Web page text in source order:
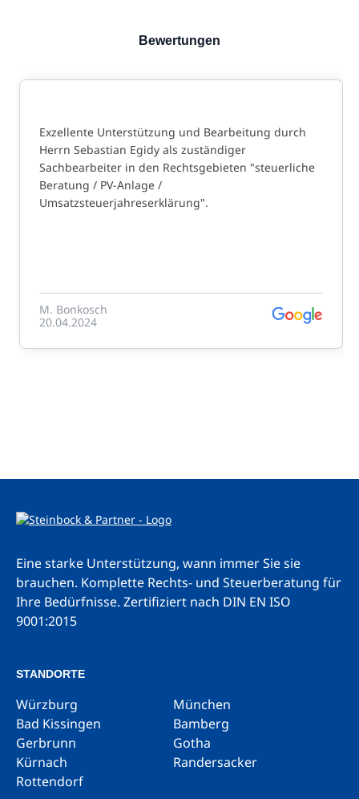
Bewertungen
Exzellente Unterstützung und Bearbeitung durch
Herrn Sebastian Egidy als zuständiger
Sachbearbeiter in den Rechtsgebieten "steuerliche
Beratung / PV-Anlage /
Umsatzsteuerjahreserklärung".
M. Bonkosch
20.04.2024
Eine starke Unterstützung, wann immer Sie sie
brauchen. Komplette Rechts- und Steuerberatung für
Ihre Bedürfnisse. Zertifiziert nach DIN EN ISO
9001:2015
STANDORTE
Würzburg
München
Bad Kissingen
Bamberg
Gerbrunn
Gotha
Kürnach
Randersacker
Rottendorf